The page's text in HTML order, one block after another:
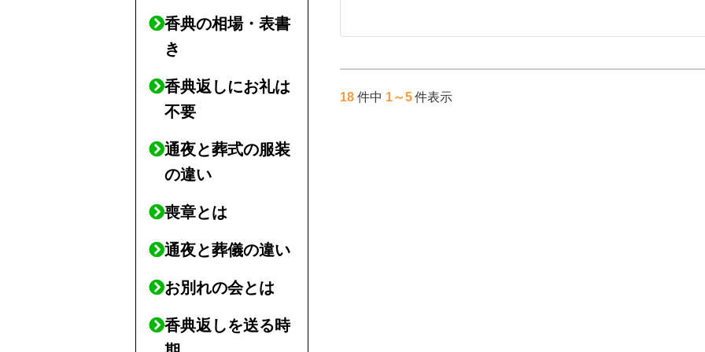
18 件中 1～5 件表示
香典の相場・表書
き
香典返しにお礼は
不要
通夜と葬式の服装
の違い
喪章とは
通夜と葬儀の違い
お別れの会とは
香典返しを送る時